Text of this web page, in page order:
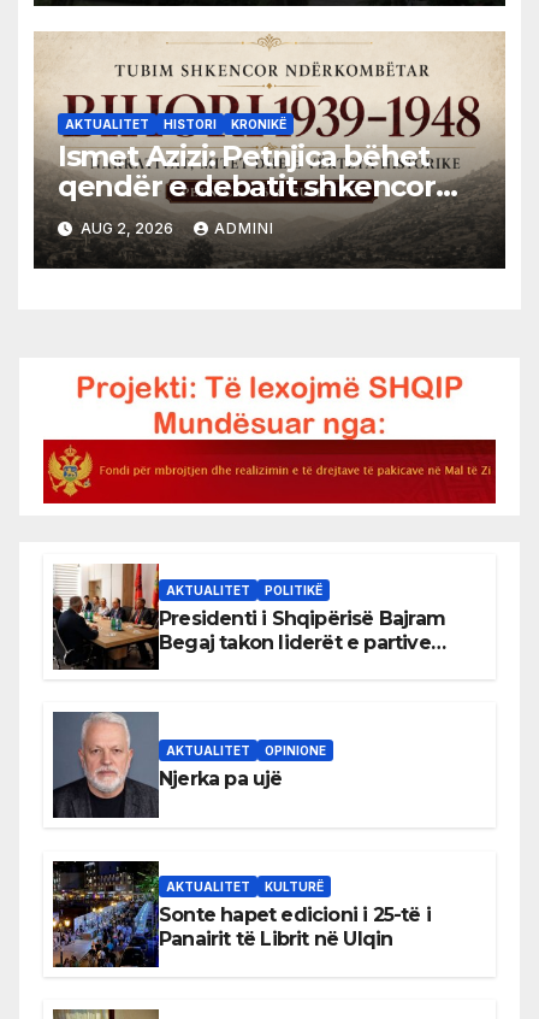
AKTUALITET HISTORI KRONIKË
Ismet Azizi: Petnjica bëhet
qendër e debatit shkencor
për Bihorin gjatë viteve 1939–
1948
AUG 2, 2026 ADMINI
AKTUALITET POLITIKË
Presidenti i Shqipërisë Bajram
Begaj takon liderët e partive
AKTUALITET OPINIONE
Njerka pa ujë
AKTUALITET KULTURË
Sonte hapet edicioni i 25-të i
Panairit të Librit në Ulqin